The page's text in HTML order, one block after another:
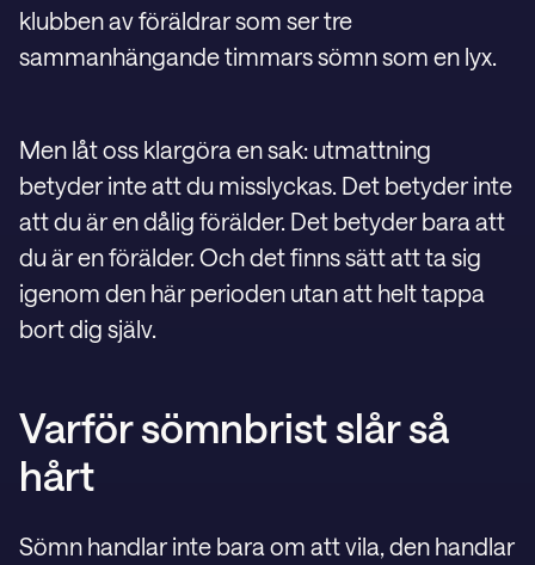
klubben av föräldrar som ser tre
sammanhängande timmars sömn som en lyx.
Men låt oss klargöra en sak: utmattning
betyder inte att du misslyckas. Det betyder inte
att du är en dålig förälder. Det betyder bara att
du är en förälder. Och det finns sätt att ta sig
igenom den här perioden utan att helt tappa
bort dig själv.
Varför sömnbrist slår så
hårt
Sömn handlar inte bara om att vila, den handlar